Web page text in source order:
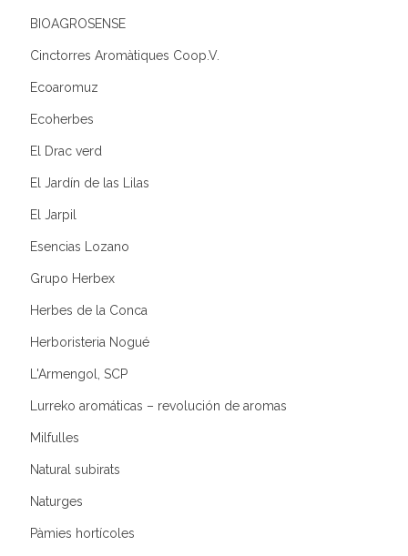
BIOAGROSENSE
Cinctorres Aromàtiques Coop.V.
Ecoaromuz
Ecoherbes
El Drac verd
El Jardín de las Lilas
El Jarpil
Esencias Lozano
Grupo Herbex
Herbes de la Conca
Herboristeria Nogué
L'Armengol, SCP
Lurreko aromáticas – revolución de aromas
Milfulles
Natural subirats
Naturges
Pàmies hortícoles